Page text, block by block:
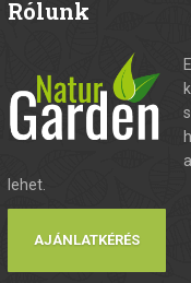
Rólunk
lehet.
AJÁNLATKÉRÉS